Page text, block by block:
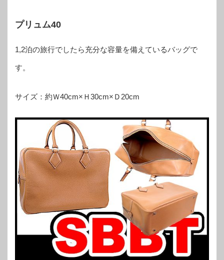
プリュム40
1,2泊の旅行でしたら充分な容量を備えているバッグで
す。
サイズ：約Ｗ40cm×Ｈ30cm×Ｄ20cm